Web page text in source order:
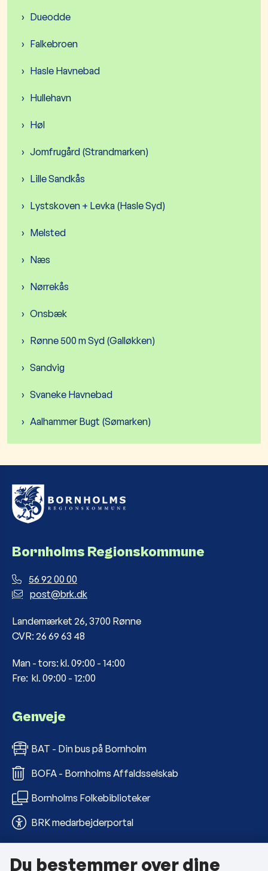
Dueodde
Falkebroen
Hasle Havnebad
Hullehavn
Høl
Jomfrugård (Strandmarken)
Lille Sandkås
Lystskoven + Levka (Hasle Syd)
Melsted
Næs
Nørrekås
Onsbæk
Rønne 500 m Syd (Galløkken)
Sandvig
Svaneke Havnebad
Aalhammer Bugt (Sømarken)
Bornholms Regionskommune
56 92 00 00
post@brk.dk
Landemærket 26, 3700 Rønne
CVR: 26 69 63 48
Man - tors: kl. 09:00 - 14:00
Fre: kl. 09:00 - 12:00
Genveje
BAT - Din bus på Bornholm
BOFA - Bornholms Affaldsselskab
Bornholms Folkebiblioteker
BRK medarbejderportal
Om kommunen
Du bestemmer over dine